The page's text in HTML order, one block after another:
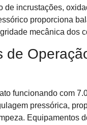
de incrustações,
proporciona
mecânica dos
de
funcionando com
pressórica,
Equipamentos